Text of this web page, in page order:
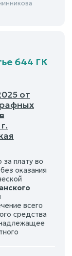
644 ГК
от
плату во
оказания
всего
средства